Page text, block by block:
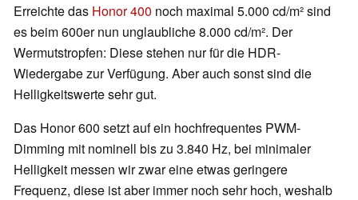
Erreichte das Honor 400 noch maximal 5.000 cd/m² sind
es beim 600er nun unglaubliche 8.000 cd/m². Der
Wermutstropfen: Diese stehen nur für die HDR-
Wiedergabe zur Verfügung. Aber auch sonst sind die
Helligkeitswerte sehr gut.
Das Honor 600 setzt auf ein hochfrequentes PWM-
Dimming mit nominell bis zu 3.840 Hz, bei minimaler
Helligkeit messen wir zwar eine etwas geringere
Frequenz, diese ist aber immer noch sehr hoch, weshalb